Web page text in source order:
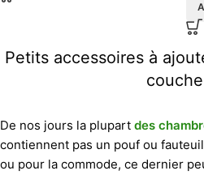
Petits accessoires à
De nos jours la plupart des
contiennent pas un pouf ou
ou pour la commode, ce dernier